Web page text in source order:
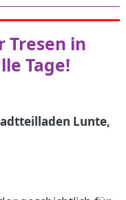
Tresen in
Tage!
Lunte,